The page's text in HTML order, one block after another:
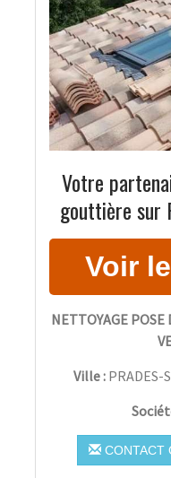
Votre
gouttière sur
NETTOYAGE
Ville : PRADES-
CONTACT